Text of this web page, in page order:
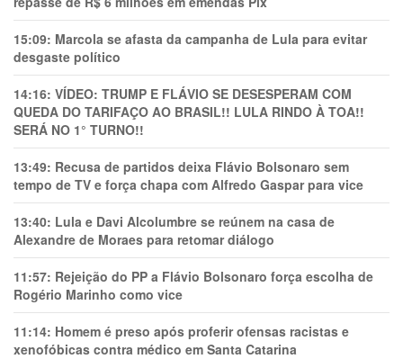
15:09: Marcola se afasta da campanha de Lula para evitar
desgaste político
14:16: VÍDEO: TRUMP E FLÁVIO SE DESESPERAM COM
QUEDA DO TARIFAÇO AO BRASIL!! LULA RINDO À TOA!!
SERÁ NO 1° TURNO!!
13:49: Recusa de partidos deixa Flávio Bolsonaro sem
tempo de TV e força chapa com Alfredo Gaspar para vice
13:40: Lula e Davi Alcolumbre se reúnem na casa de
Alexandre de Moraes para retomar diálogo
11:57: Rejeição do PP a Flávio Bolsonaro força escolha de
Rogério Marinho como vice
11:14: Homem é preso após proferir ofensas racistas e
xenofóbicas contra médico em Santa Catarina